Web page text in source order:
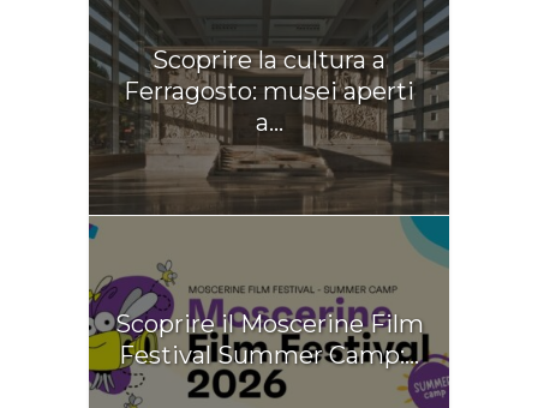
Scoprire la cultura a
Ferragosto: musei aperti
a...
Scoprire il Moscerine Film
Festival Summer Camp:...